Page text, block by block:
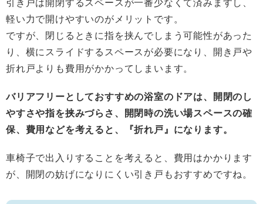
軽い力で開けやすいのがメリットです。
ですが、閉じるときに指を挟んでしまう可能性があった
り、横にスライドするスペースが必要になり、開き戸や
折れ戸よりも費用がかかってしまいます。
バリアフリーとしておすすめの浴室のドアは、開閉のし
やすさや指を挟みづらさ、開閉時の洗い場スペースの確
保、費用などを考えると、『折れ戸』になります。
車椅子で出入りすることを考えると、費用はかかります
が、開閉の妨げになりにくい引き戸もおすすめですね。